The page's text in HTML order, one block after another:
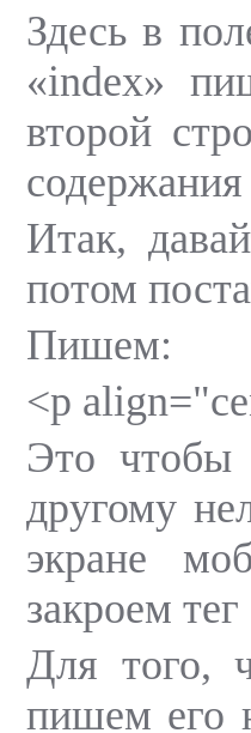
Здесь в
«index»
второй
Итак,
потом
Пишем:
<p
Это чтобы
другому
экране
закроем
Для того,
пишем его